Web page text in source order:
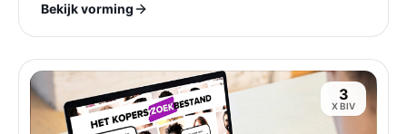
Bekijk vorming
3
X BIV